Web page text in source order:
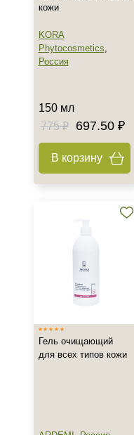
Восстановление
Показать еще
Применение
После пилинга
Гладкость
Обновление клеток
кожи
KORA
Phytocosmetics,
Россия
150 мл
775 ₽
697.50 ₽
В корзину
Гель очищающий
для всех типов кожи